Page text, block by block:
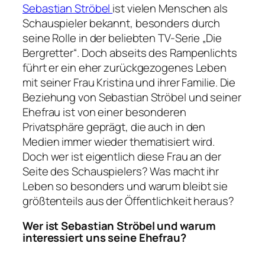
Sebastian Ströbel ist vielen Menschen als
Schauspieler bekannt, besonders durch
seine Rolle in der beliebten TV-Serie „Die
Bergretter“. Doch abseits des Rampenlichts
führt er ein eher zurückgezogenes Leben
mit seiner Frau Kristina und ihrer Familie. Die
Beziehung von Sebastian Ströbel und seiner
Ehefrau ist von einer besonderen
Privatsphäre geprägt, die auch in den
Medien immer wieder thematisiert wird.
Doch wer ist eigentlich diese Frau an der
Seite des Schauspielers? Was macht ihr
Leben so besonders und warum bleibt sie
größtenteils aus der Öffentlichkeit heraus?
Wer ist Sebastian Ströbel und warum
interessiert uns seine Ehefrau?